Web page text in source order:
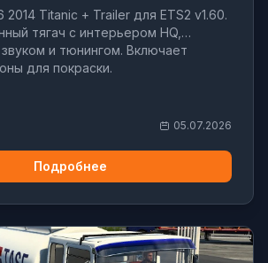
Titanic + Trailer для ETS2 v1.60.
тягач с интерьером HQ,
и тюнингом. Включает
для покраски.
05.07.2026
Подробнее